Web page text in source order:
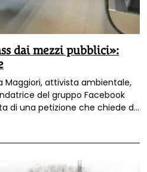
dai mezzi pubblici»:
Maggiori, attivista ambientale,
del gruppo Facebook
di una petizione che chiede di